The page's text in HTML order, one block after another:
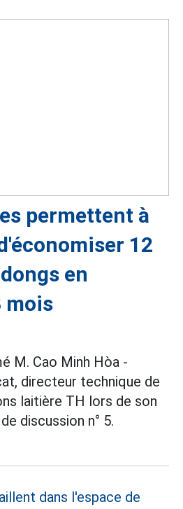
permettent à
12
en
mois
M. Cao Minh Hòa -
directeur technique de
laitière TH lors de son
discussion n° 5.